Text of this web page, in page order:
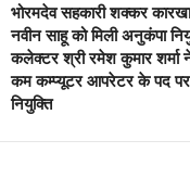
भोरमदेव सहकारी शक्कर
नवीन साहू को मिली अनुकंपा
कलेक्टर श्री रमेश कुमार शर्मा
कम कम्प्यूटर आपरेटर के पद पर
नियुक्ति